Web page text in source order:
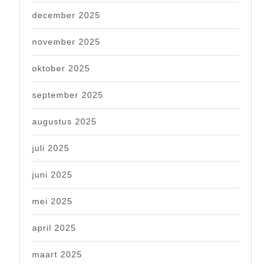
december 2025
november 2025
oktober 2025
september 2025
augustus 2025
juli 2025
juni 2025
mei 2025
april 2025
maart 2025